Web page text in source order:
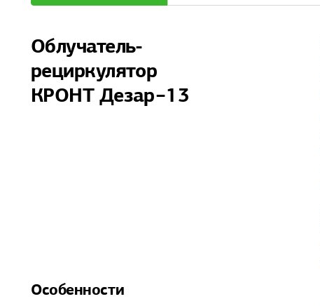
Облучатель-
рециркулятор
КРОНТ Дезар−13
Особенности